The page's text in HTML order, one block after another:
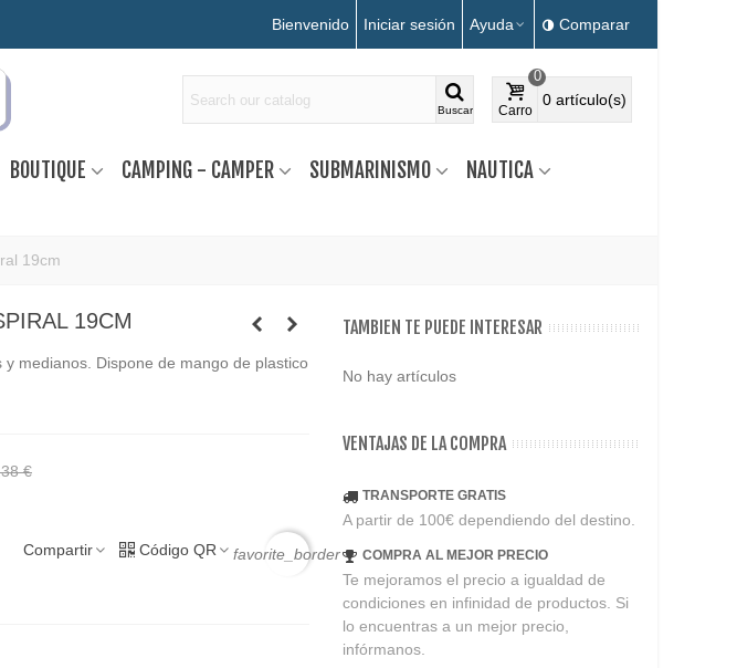
Bienvenido Iniciar sesión Ayuda Comparar
Buscar Carro
0
0 artículo(s)
BOUTIQUE CAMPING - CAMPER SUBMARINISMO
NAUTICA
19cm
19CM
medianos. Dispone de mango de plastico
€
Compartir Código QR favorite_border
TAMBIEN TE PUEDE INTERESAR
No hay artículos
VENTAJAS DE LA COMPRA
TRANSPORTE GRATIS
A partir de 100€ dependiendo del destino.
COMPRA AL MEJOR PRECIO
Te mejoramos el precio a igualdad de
condiciones en infinidad de productos. Si
lo encuentras a un mejor precio,
infórmanos.